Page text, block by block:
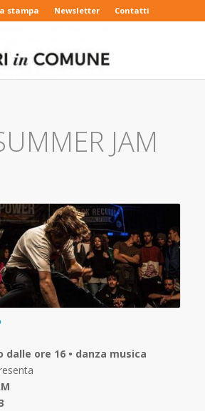
stampa Newsletter Contatti
JAM
ore 16 • danza musica